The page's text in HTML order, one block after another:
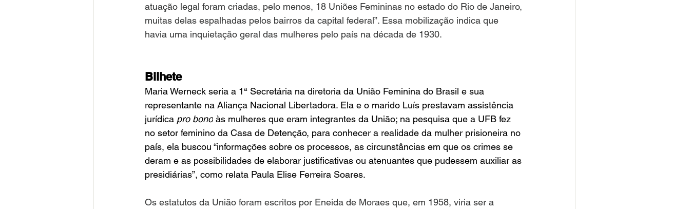
atuação legal foram criadas, pelo menos, 18 Uniões Femininas no estado do Rio de Janeiro,
muitas delas espalhadas pelos bairros da capital federal”. Essa mobilização indica que
havia uma inquietação geral das mulheres pelo país na década de 1930.
Bilhete
Maria Werneck seria a 1ª Secretária na diretoria da União Feminina do Brasil e sua
representante na Aliança Nacional Libertadora. Ela e o marido Luís prestavam assistência
jurídica pro bono às mulheres que eram integrantes da União; na pesquisa que a UFB fez
no setor feminino da Casa de Detenção, para conhecer a realidade da mulher prisioneira no
país, ela buscou “informações sobre os processos, as circunstâncias em que os crimes se
deram e as possibilidades de elaborar justificativas ou atenuantes que pudessem auxiliar as
presidiárias”, como relata Paula Elise Ferreira Soares.
Os estatutos da União foram escritos por Eneida de Moraes que, em 1958, viria ser a